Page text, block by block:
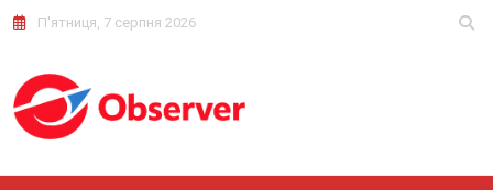
П'ятниця, 7 серпня 2026